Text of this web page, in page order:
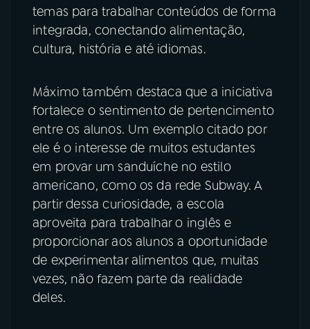
temas para trabalhar conteúdos de forma
integrada, conectando alimentação,
cultura, história e até idiomas.
Máximo também destaca que a iniciativa
fortalece o sentimento de pertencimento
entre os alunos. Um exemplo citado por
ele é o interesse de muitos estudantes
em provar um sanduíche no estilo
americano, como os da rede Subway. A
partir dessa curiosidade, a escola
aproveita para trabalhar o inglês e
proporcionar aos alunos a oportunidade
de experimentar alimentos que, muitas
vezes, não fazem parte da realidade
deles.